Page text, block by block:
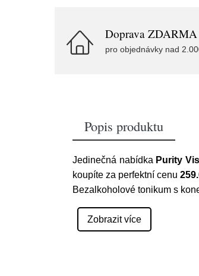
Doprava ZDARMA
pro objednávky nad
Popis produktu
Jedinečná nabídka Purity
koupíte za perfektní cenu
Bezalkoholové tonikum s
Zobrazit více